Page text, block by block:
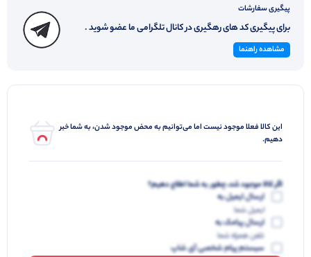
پیگیری سفارشات
برای پیگیری کد های رهگیری در کانال تلگرامی ما عضو شوید .
مشاهده راهنما
این کالا فعلا موجود نیست اما می‌توانیم به محض موجود شدن، به شما خبر
دهیم.
اگر کالا موجود شد، چطور به شما اطلاع دهیم؟
ارسال ایمیل به
ایمیل شما
ارسال پیامک به
تلفن همراه شما
سیستم پیام شخصی آی شاپ